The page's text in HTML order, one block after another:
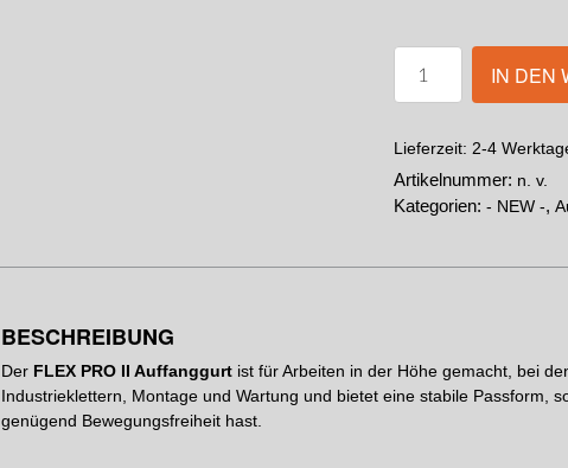
IN DEN
Lieferzeit: 2-4
Artikelnummer: n. v.
Kategorien: - NEW -,
BESCHREIBUNG
Der FLEX PRO II Auffanggurt ist für Arbeiten in der Höhe gemacht, bei
Industrieklettern, Montage und Wartung und bietet eine stabile Passform,
genügend Bewegungsfreiheit hast.